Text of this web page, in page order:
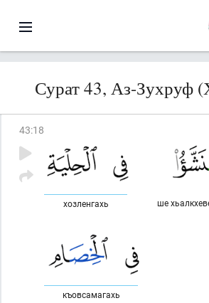
Сурат 43, Аз-Зухруф
43:18
ше
хозленгахь
къовсамагахь